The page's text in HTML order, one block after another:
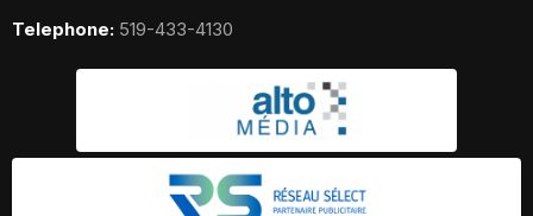
Telephone: 519-433-4130